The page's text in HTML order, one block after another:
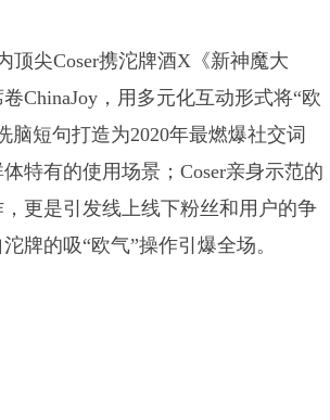
顶尖Coser携沱牌酒X《新神魔大
ChinaJoy，用多元化互动形式将“欧
脑短句打造为2020年最燃爆社交词
特有的使用场景；Coser亲身示范的
更是引发线上线下粉丝和用户的争
牌的吸“欧气”操作引爆全场。